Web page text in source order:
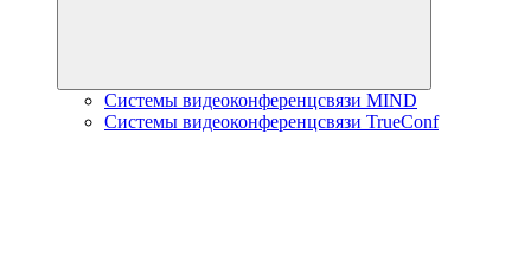
Системы видеоконференцсвязи MIND
Системы видеоконференцсвязи TrueConf